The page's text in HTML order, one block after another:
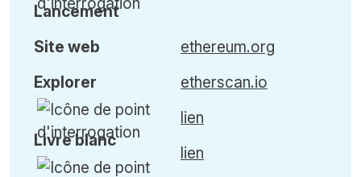
Lancement
Site web
Explorer
Livre blanc
ethereum.org
etherscan.io
lien
lien